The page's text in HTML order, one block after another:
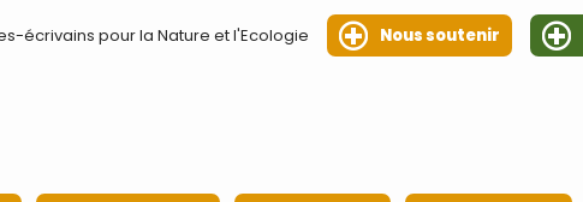
écrivains pour la Nature et l'Ecologie Nous soutenir